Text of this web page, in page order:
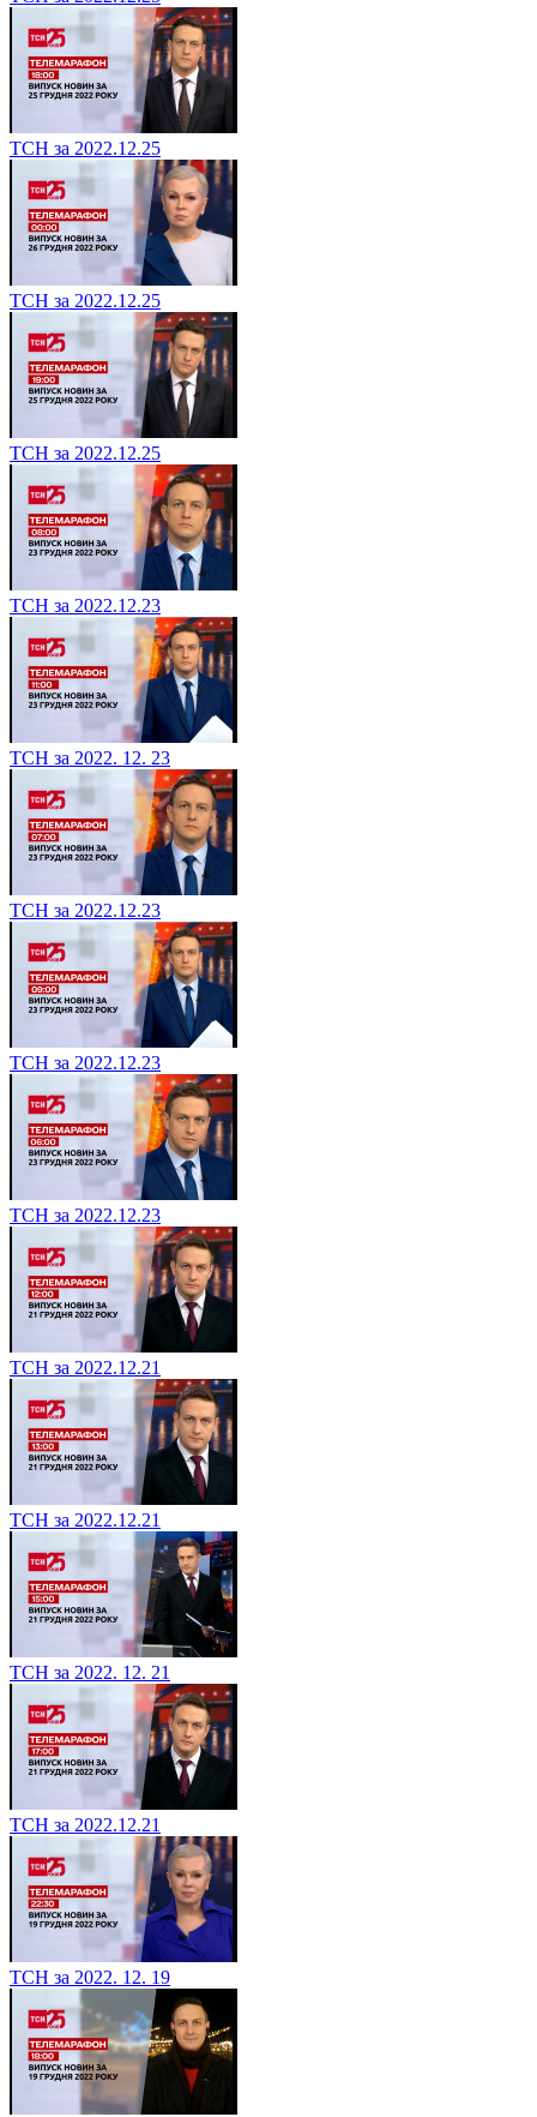
ТСН за 2022.12.25
ТСН за 2022.12.25
ТСН за 2022.12.25
ТСН за 2022.12.23
ТСН за 2022. 12. 23
ТСН за 2022.12.23
ТСН за 2022.12.23
ТСН за 2022.12.23
ТСН за 2022.12.21
ТСН за 2022.12.21
ТСН за 2022. 12. 21
ТСН за 2022.12.21
ТСН за 2022. 12. 19